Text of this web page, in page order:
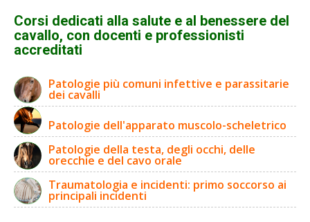
Corsi dedicati alla salute e al benessere del
cavallo, con docenti e professionisti
accreditati
Patologie più comuni infettive e parassitarie
dei cavalli
Patologie dell'apparato muscolo-scheletrico
Patologie della testa, degli occhi, delle
orecchie e del cavo orale
Traumatologia e incidenti: primo soccorso ai
principali incidenti